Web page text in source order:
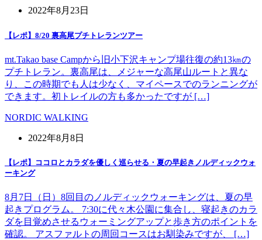
2022年8月23日
【レポ】8/20 裏高尾プチトレランツアー
mt.Takao base Campから旧小下沢キャンプ場往復の約13㎞の
プチトレラン。裏高尾は、メジャーな高尾山ルートと異な
り、この時期でも人は少なく、マイペースでのランニングが
できます。初トレイルの方も多かったですが […]
NORDIC WALKING
2022年8月8日
【レポ】ココロとカラダを優しく巡らせる・夏の早起きノルディックウォ
ーキング
8月7日（日）8回目のノルディックウォーキングは、夏の早
起きプログラム。 7:30に代々木公園に集合し、寝起きのカラ
ダを目覚めさせるウォーミングアップと歩き方のポイントを
確認。 アスファルトの周回コースはお馴染みですが、 […]